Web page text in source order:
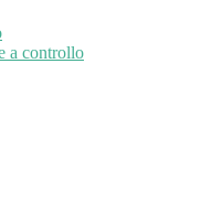
a controllo